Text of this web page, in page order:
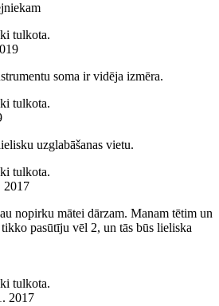
tulkota.
soma ir vidēja izmēra.
tulkota.
uzglabāšanas vietu.
tulkota.
2017
nopirku mātei dārzam. Manam tētim un
pasūtīju vēl 2, un tās būs lieliska
tulkota.
2017